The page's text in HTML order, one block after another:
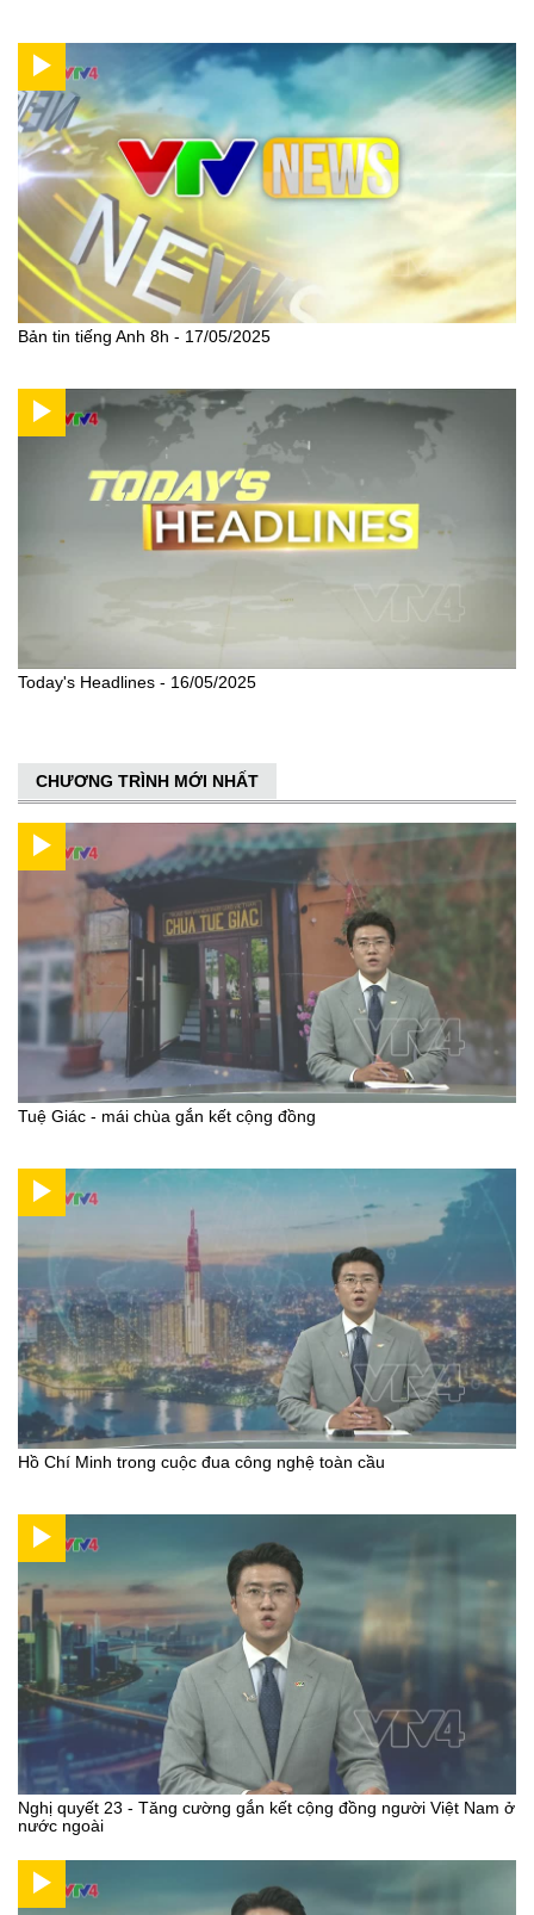
Bản tin tiếng Anh 8h - 17/05/2025
Today's Headlines - 16/05/2025
CHƯƠNG TRÌNH MỚI NHẤT
Tuệ Giác - mái chùa gắn kết cộng đồng
Hồ Chí Minh trong cuộc đua công nghệ toàn cầu
Nghị quyết 23 - Tăng cường gắn kết cộng đồng người Việt Nam ở
nước ngoài